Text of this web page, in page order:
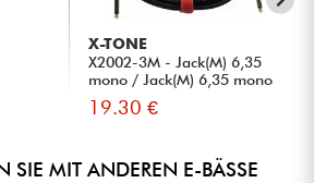
X-TONE
X2002-3M - Jack(M) 6,35
mono / Jack(M) 6,35 mono
S...
19.30 €
SIE MIT ANDEREN E-BÄSSE